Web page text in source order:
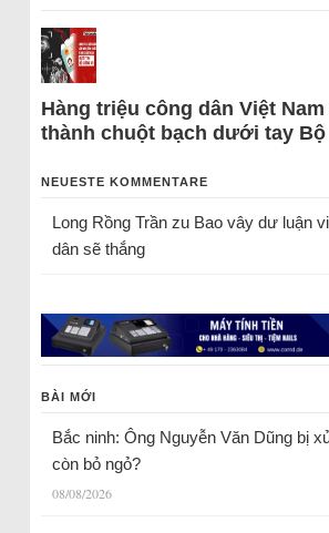
Hàng triệu công dân Việt
thành chuột bạch dưới tay Bộ
NEUESTE KOMMENTARE
Long Rồng Trầnzu Bao vây dư luận
dân sẽ thắng
BÀI MỚI
Bắc ninh: Ông Nguyễn Văn Dũng bị
còn bỏ ngỏ?
08/08/2026